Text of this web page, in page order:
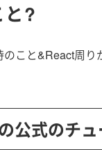
と?
こと&React周り
公式のチ